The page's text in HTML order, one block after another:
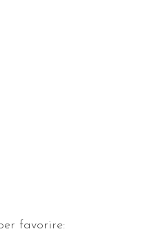
favorire: